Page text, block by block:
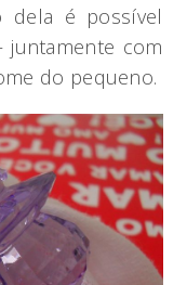
dela é possível
com
do pequeno.